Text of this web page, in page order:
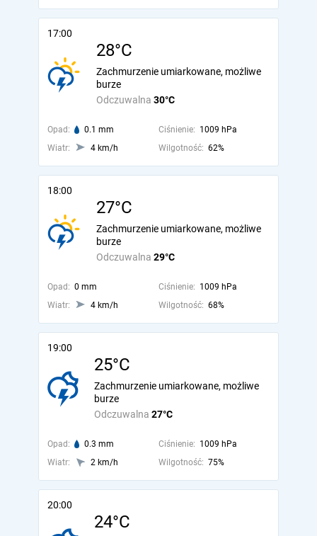
17:00
28°C
Odczuwalna 30°C
Zachmurzenie umiarkowane, możliwe
burze
Opad: 0.1 mm Ciśnienie: 1009 hPa
Wiatr:
4 km/h Wilgotność: 62%
18:00
27°C
Odczuwalna 29°C
Zachmurzenie umiarkowane, możliwe
burze
Opad: 0 mm Ciśnienie: 1009 hPa
Wiatr:
4 km/h Wilgotność: 68%
19:00
25°C
Odczuwalna 27°C
Zachmurzenie umiarkowane, możliwe
burze
Opad: 0.3 mm Ciśnienie: 1009 hPa
Wiatr:
2 km/h Wilgotność: 75%
20:00
24°C